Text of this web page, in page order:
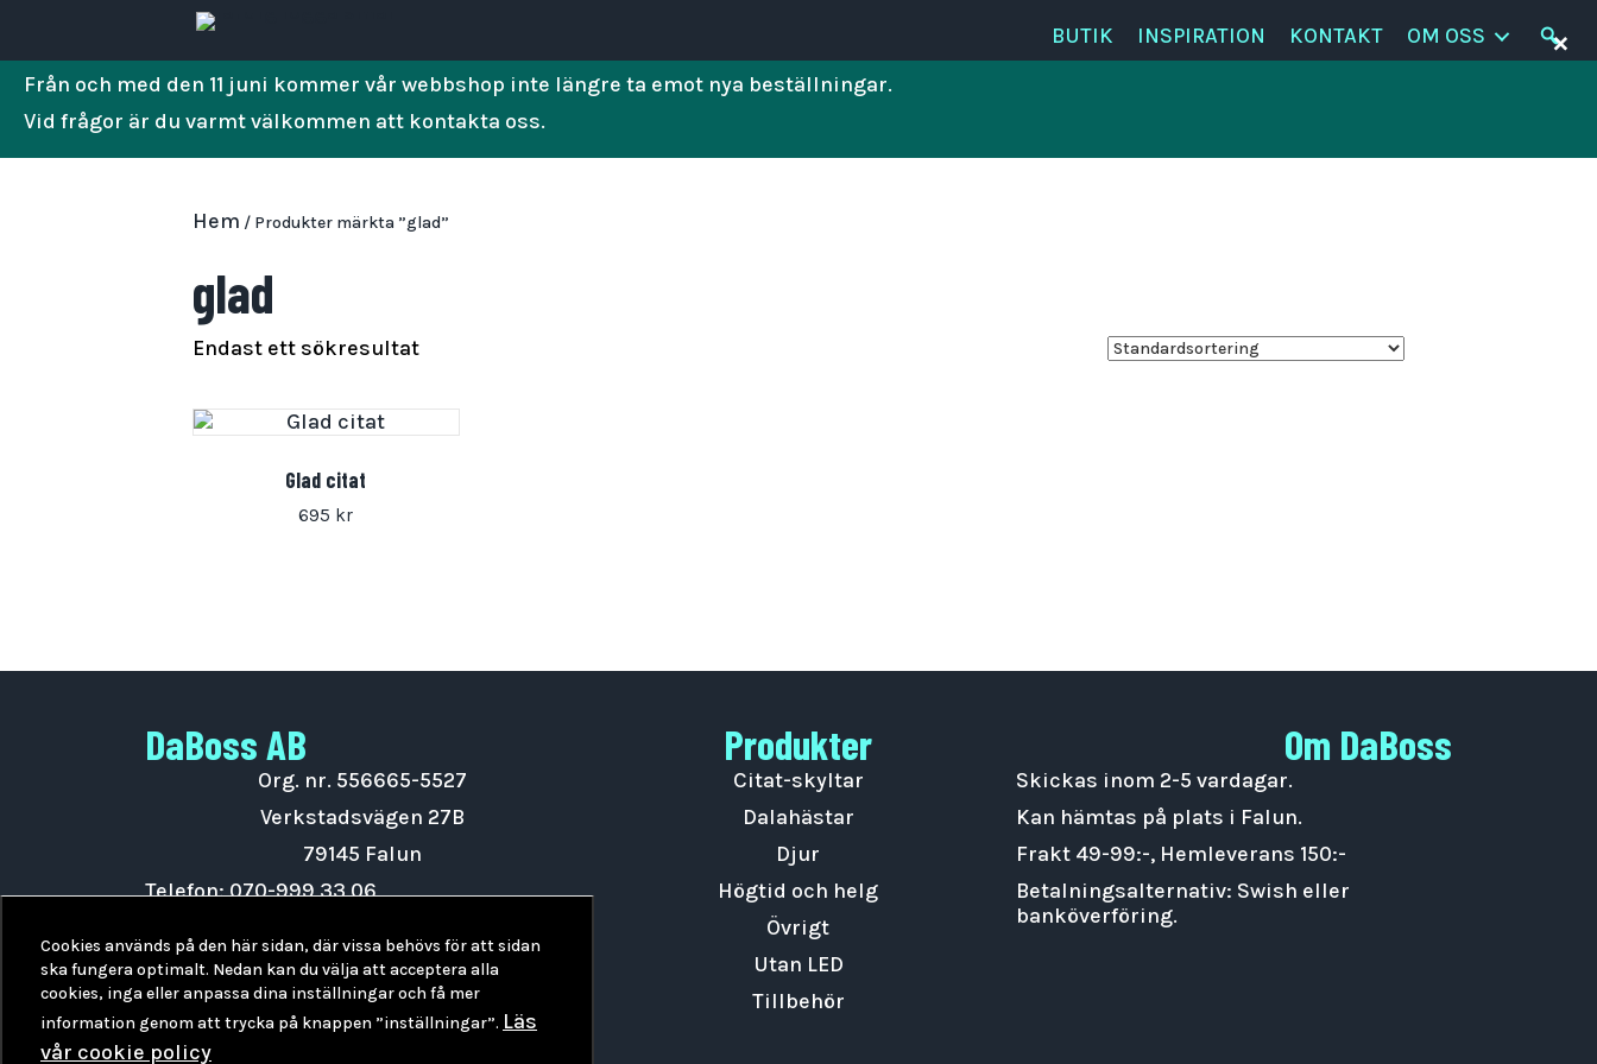
BUTIK INSPIRATION KONTAKT
OM OSS
Från och med den 11 juni kommer vår webbshop inte längre ta emot nya beställningar.
Vid frågor är du varmt välkommen att kontakta oss.
Hem / Produkter märkta ”glad”
glad
Endast ett sökresultat
Glad citat
695 kr
DaBoss AB
Org. nr. 556665-5527
Verkstadsvägen 27B
79145 Falun
Telefon:070-999 33 06
DaBoss Instagram
Produkter
Citat-skyltar
Dalahästar
Djur
Högtid och helg
Övrigt
Utan LED
Tillbehör
Om DaBoss
Skickas inom 2-5 vardagar.
Kan hämtas på plats i Falun.
Frakt 49-99:-, Hemleverans 150:-
Betalningsalternativ: Swish eller
banköverföring.
×
Cookies används på den här sidan, där vissa behövs för att sidan
ska fungera optimalt. Nedan kan du välja att acceptera alla
cookies, inga eller anpassa dina inställningar och få mer
information genom att trycka på knappen ”inställningar”. Läs
vår cookie policy